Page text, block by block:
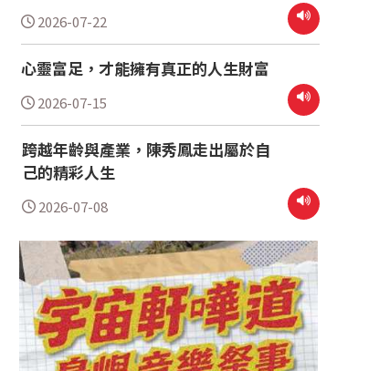
2026-07-22
心靈富足，才能擁有真正的人生財富
2026-07-15
跨越年齡與產業，陳秀鳳走出屬於自
己的精彩人生
2026-07-08